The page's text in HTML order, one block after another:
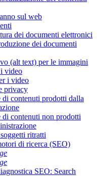
sul web
dei documenti elettronici
dei documenti
(alt text) per le immagini
video
i video
privacy
contenuti prodotti dalla
contenuti non prodotti
ritratti
di ricerca (SEO)
SEO: Search